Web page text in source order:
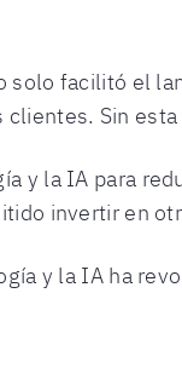
solo facilitó el
Sin
y la IA para
invertir en
y la IA ha